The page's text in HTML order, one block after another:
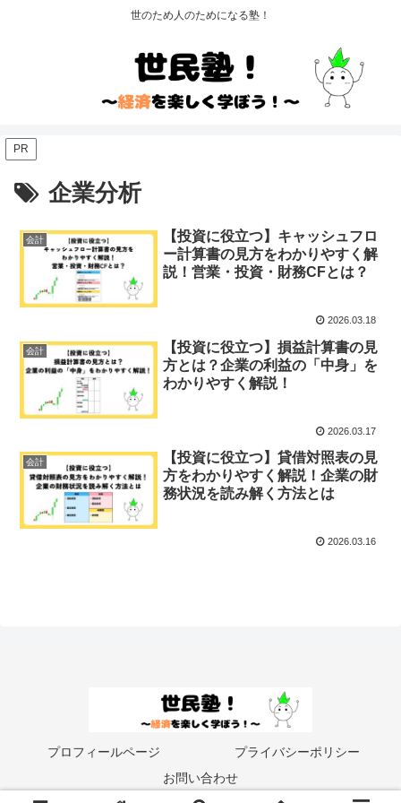
世のため人のためになる塾！
PR
企業分析
会計
【投資に役立つ】キャッシュフロ
ー計算書の見方をわかりやすく解
説！営業・投資・財務CFとは？
2026.03.18
会計
【投資に役立つ】損益計算書の見
方とは？企業の利益の「中身」を
わかりやすく解説！
2026.03.17
会計
【投資に役立つ】貸借対照表の見
方をわかりやすく解説！企業の財
務状況を読み解く方法とは
2026.03.16
プロフィールページ
プライバシーポリシー
お問い合わせ